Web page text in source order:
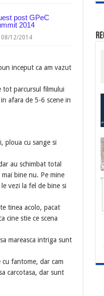
post GPeC
2014
08/12/2014
inceput ca am vazut
tot parcursul filmului
afara de 5-6 scene in
ploua cu sange si
au schimbat total
bine nu. Pe mine
vezi la fel de bine si
tinea acolo, pacat
cine stie ce scena
mareasca intriga sunt
fantome, dar cam
carcotasa, dar sunt